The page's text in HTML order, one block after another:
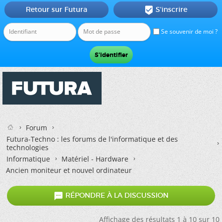
Se souvenir de moi ?
Retour sur Futura  S'inscrire
Forum
Futura-Techno : les forums de l'informatique et des
technologies
Informatique
Matériel - Hardware
Ancien moniteur et nouvel ordinateur
 RÉPONDRE À LA DISCUSSION
Affichage des résultats 1 à 10 sur 10